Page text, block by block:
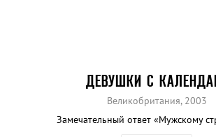
ДЕВУШКИ С
Великобритания, 2003
Замечательный ответ «Мужскому